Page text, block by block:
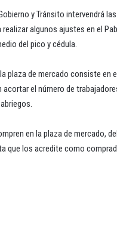
y Tránsito intervendrá
algunos ajustes en el
del pico y cédula.
plaza de mercado consiste en
el número de
en la plaza de mercado,
que los acredite como